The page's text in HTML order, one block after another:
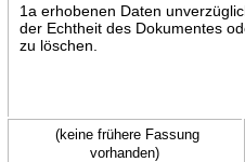
1a erhobenen Daten
der Echtheit des Dokumentes
zu löschen.
(keine frühere Fassung
vorhanden)